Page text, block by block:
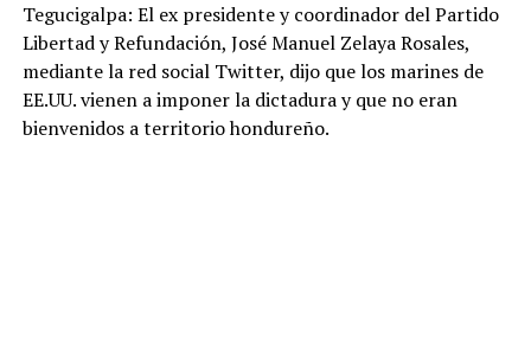
Tegucigalpa: El ex presidente y coordinador del Partido
Libertad y Refundación, José Manuel Zelaya Rosales,
mediante la red social Twitter, dijo que los marines de
EE.UU. vienen a imponer la dictadura y que no eran
bienvenidos a territorio hondureño.